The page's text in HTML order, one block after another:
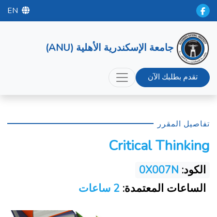
EN
جامعة الإسكندرية الأهلية (ANU)
تقدم بطلبك الآن
تفاصيل المقرر
Critical Thinking
الكود: 0X007N
الساعات المعتمدة: